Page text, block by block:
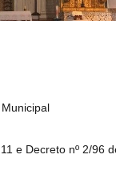
e Decreto nº 2/96